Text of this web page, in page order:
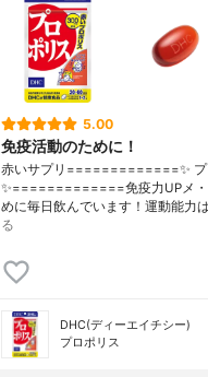
5.00
免疫活動のために！
赤いサプリ=============✨ プ
✨=============免疫力UPメ
めに毎日飲んでいます！運動能力
る
DHC(ディーエイチシー)
プロポリス